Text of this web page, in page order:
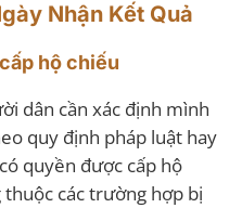
Nhận Kết Quả
hộ chiếu
dân cần xác định mình
quy định pháp luật hay
quyền được cấp hộ
các trường hợp bị